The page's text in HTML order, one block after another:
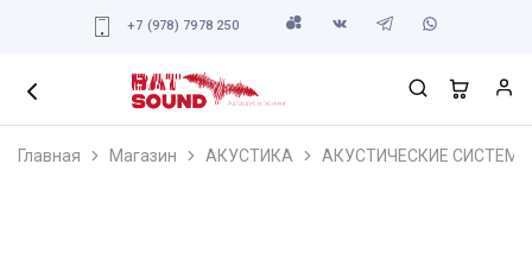
+7 (978) 7978 250
Главная Магазин АКУСТИКА АКУСТИЧЕСКИЕ СИСТЕМЫ